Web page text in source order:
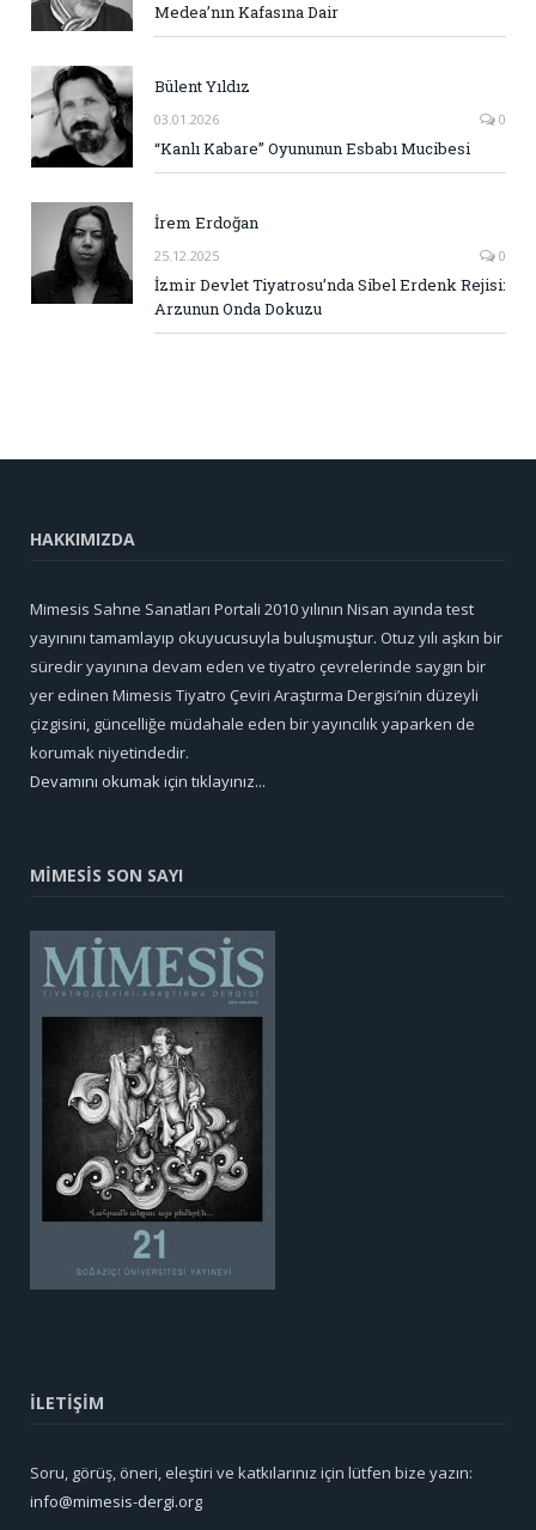
Medea’nın Kafasına Dair
Bülent Yıldız
03.01.2026 0
“Kanlı Kabare” Oyununun Esbabı Mucibesi
İrem Erdoğan
25.12.2025 0
İzmir Devlet Tiyatrosu’nda Sibel Erdenk Rejisi:
Arzunun Onda Dokuzu
HAKKIMIZDA
Mimesis Sahne Sanatları Portali 2010 yılının Nisan ayında test
yayınını tamamlayıp okuyucusuyla buluşmuştur. Otuz yılı aşkın bir
süredir yayınına devam eden ve tiyatro çevrelerinde saygın bir
yer edinen Mimesis Tiyatro Çeviri Araştırma Dergisi’nin düzeyli
çizgisini, güncelliğe müdahale eden bir yayıncılık yaparken de
korumak niyetindedir.
Devamını okumak için tıklayınız...
MİMESİS SON SAYI
İLETİŞİM
Soru, görüş, öneri, eleştiri ve katkılarınız için lütfen bize yazın:
info@mimesis-dergi.org